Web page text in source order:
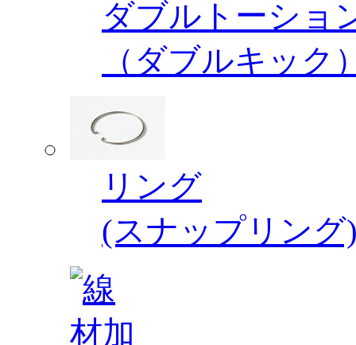
ダブルトーショ
（ダブルキック
リング
(スナップリング